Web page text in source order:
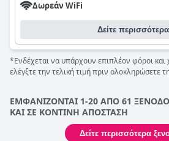
Δωρεάν WiFi
Δείτε περισσότερα
*Ενδέχεται να υπάρχουν επιπλέον φόροι
ελέγξτε την τελική τιμή πριν ολοκληρώσετε
ΕΜΦΑΝΙΖΟΝΤΑΙ 1-20 ΑΠΟ 61
ΚΑΙ ΣΕ ΚΟΝΤΙΝΗ ΑΠΟΣΤΑΣΗ
Δείτε περισσότερα